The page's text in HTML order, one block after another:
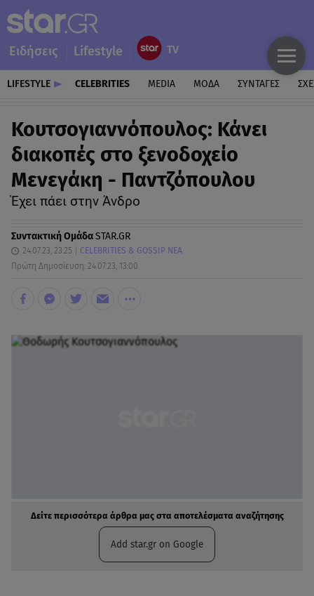
Ειδήσεις Lifestyle
LIFESTYLE CELEBRITIES MEDIA ΜΟΔΑ ΣΥΝΤΑΓΕΣ
Κουτσογιαννόπουλος: Κάνει
διακοπές στο ξενοδοχείο
Μενεγάκη - Παντζόπουλου
Έχει πάει στην Άνδρο
Συντακτική ΟμάδαSTAR.GR
24.07.23, 23:25
CELEBRITIES & GOSSIP ΝΕΑ
Πρώτη Δημοσίευση: 24.07.23, 13:00
Δείτε περισσότερα άρθρα μας στα αποτελέσματα αναζήτησης
Add star.gr on Google